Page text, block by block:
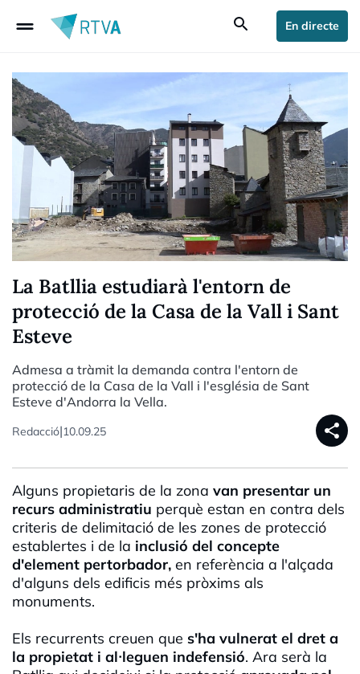
drag_handle search En directe
La Batllia estudiarà l'entorn de
protecció de la Casa de la Vall i Sant
Esteve
Admesa a tràmit la demanda contra l'entorn de
protecció de la Casa de la Vall i l'església de Sant
Esteve d'Andorra la Vella.
Redacció|10.09.25 share
Alguns propietaris de la zona van presentar un
recurs administratiu perquè estan en contra dels
criteris de delimitació de les zones de protecció
establertes i de la inclusió del concepte
d'element pertorbador, en referència a l'alçada
d'alguns dels edificis més pròxims als
monuments.
Els recurrents creuen que s'ha vulnerat el dret a
la propietat i al·leguen indefensió. Ara serà la